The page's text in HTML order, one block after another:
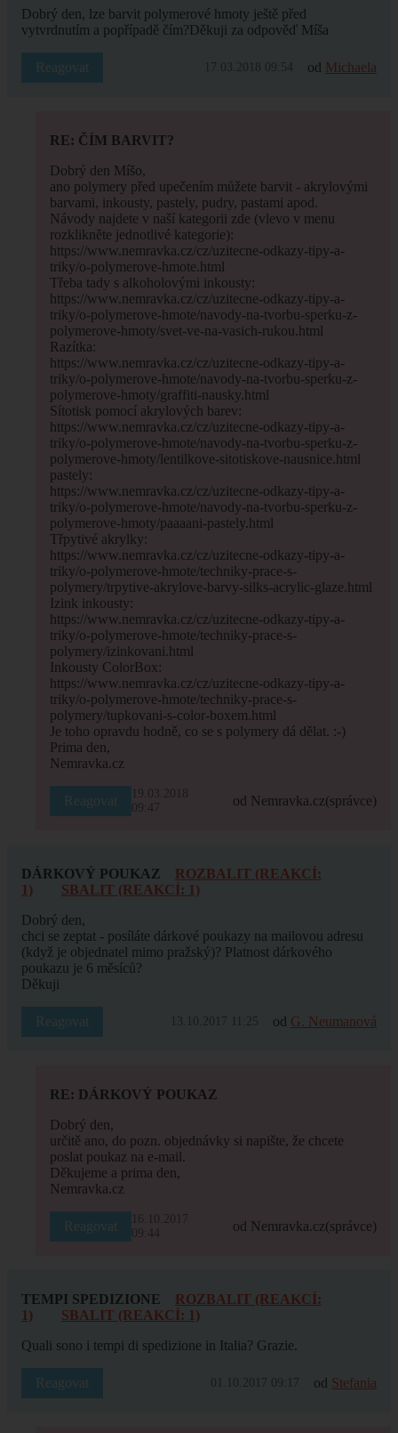
Dobrý den, lze barvit polymerové hmoty ještě před
vytvrdnutím a popřípadě čím?Děkuji za odpověď Míša
Reagovat 17.03.2018 09:54 od Michaela
RE: ČÍM BARVIT?
Dobrý den Míšo,
ano polymery před upečením můžete barvit - akrylovými
barvami, inkousty, pastely, pudry, pastami apod.
Návody najdete v naší kategorii zde (vlevo v menu
rozklikněte jednotlivé kategorie):
https://www.nemravka.cz/cz/uzitecne-odkazy-tipy-a-
triky/o-polymerove-hmote.html
Třeba tady s alkoholovými inkousty:
https://www.nemravka.cz/cz/uzitecne-odkazy-tipy-a-
triky/o-polymerove-hmote/navody-na-tvorbu-sperku-z-
polymerove-hmoty/svet-ve-na-vasich-rukou.html
Razítka:
https://www.nemravka.cz/cz/uzitecne-odkazy-tipy-a-
triky/o-polymerove-hmote/navody-na-tvorbu-sperku-z-
polymerove-hmoty/graffiti-nausky.html
Sítotisk pomocí akrylových barev:
https://www.nemravka.cz/cz/uzitecne-odkazy-tipy-a-
triky/o-polymerove-hmote/navody-na-tvorbu-sperku-z-
polymerove-hmoty/lentilkove-sitotiskove-nausnice.html
pastely:
https://www.nemravka.cz/cz/uzitecne-odkazy-tipy-a-
triky/o-polymerove-hmote/navody-na-tvorbu-sperku-z-
polymerove-hmoty/paaaani-pastely.html
Třpytivé akrylky:
https://www.nemravka.cz/cz/uzitecne-odkazy-tipy-a-
triky/o-polymerove-hmote/techniky-prace-s-
polymery/trpytive-akrylove-barvy-silks-acrylic-glaze.html
Izink inkousty:
https://www.nemravka.cz/cz/uzitecne-odkazy-tipy-a-
triky/o-polymerove-hmote/techniky-prace-s-
polymery/izinkovani.html
Inkousty ColorBox:
https://www.nemravka.cz/cz/uzitecne-odkazy-tipy-a-
triky/o-polymerove-hmote/techniky-prace-s-
polymery/tupkovani-s-color-boxem.html
Je toho opravdu hodně, co se s polymery dá dělat. :-)
Prima den,
Nemravka.cz
Reagovat
19.03.2018
09:47
od Nemravka.cz(správce)
DÁRKOVÝ POUKAZ
ROZBALIT (REAKCÍ:
1)
SBALIT (REAKCÍ: 1)
Dobrý den,
chci se zeptat - posíláte dárkové poukazy na mailovou adresu
(když je objednatel mimo pražský)? Platnost dárkového
poukazu je 6 měsíců?
Děkuji
Reagovat 13.10.2017 11:25 od G. Neumanová
RE: DÁRKOVÝ POUKAZ
Dobrý den,
určitě ano, do pozn. objednávky si napište, že chcete
poslat poukaz na e-mail.
Děkujeme a prima den,
Nemravka.cz
Reagovat
16.10.2017
09:44
od Nemravka.cz(správce)
TEMPI SPEDIZIONE
ROZBALIT (REAKCÍ:
1)
SBALIT (REAKCÍ: 1)
Quali sono i tempi di spedizione in Italia? Grazie.
Reagovat 01.10.2017 09:17 od Stefania